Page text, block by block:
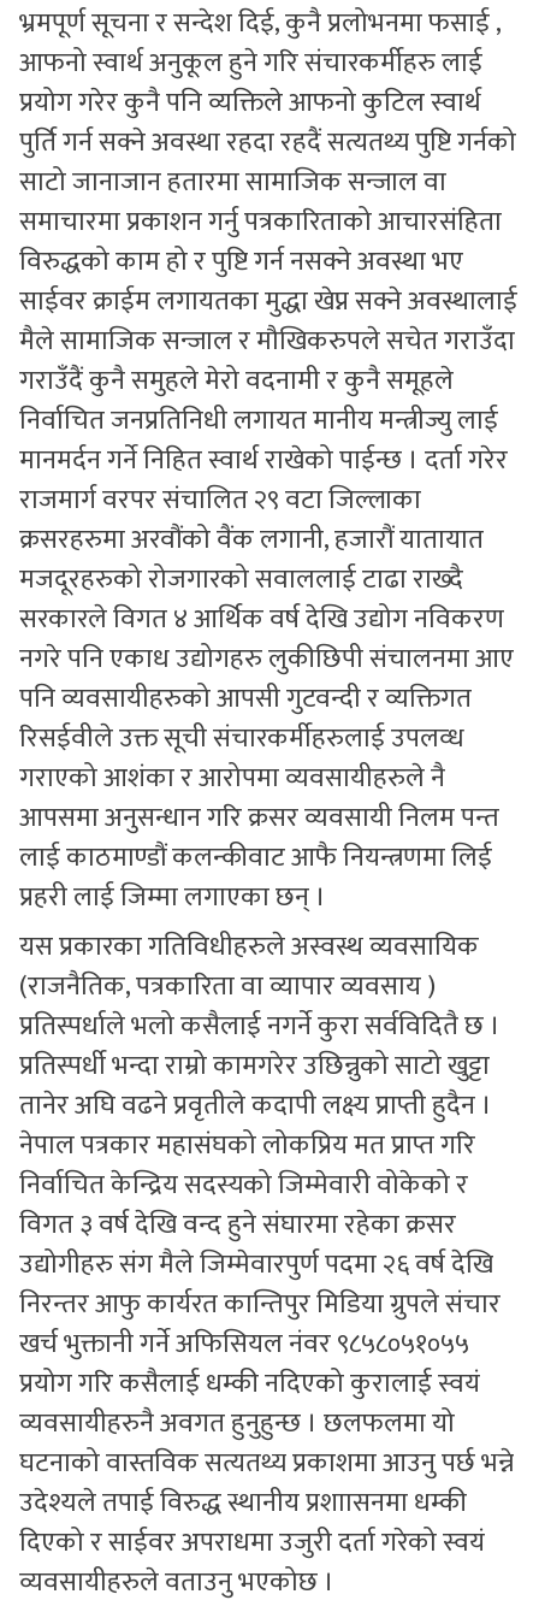
भ्रमपूर्ण सूचना र सन्देश दिई, कुनै प्रलोभनमा फसाई ,
आफनो स्वार्थ अनुकूल हुने गरि संचारकर्मीहरु लाई
प्रयोग गरेर कुनै पनि व्यक्तिले आफनो कुटिल स्वार्थ
पुर्ति गर्न सक्ने अवस्था रहदा रहदैं सत्यतथ्य पुष्टि गर्नको
साटो जानाजान हतारमा सामाजिक सन्जाल वा
समाचारमा प्रकाशन गर्नु पत्रकारिताको आचारसंहिता
विरुद्धको काम हो र पुष्टि गर्न नसक्ने अवस्था भए
साईवर क्राईम लगायतका मुद्धा खेप्न सक्ने अवस्थालाई
मैले सामाजिक सन्जाल र मौखिकरुपले सचेत गराउँदा
गराउँदैं कुनै समुहले मेरो वदनामी र कुनै समूहले
निर्वाचित जनप्रतिनिधी लगायत मानीय मन्त्रीज्यु लाई
मानमर्दन गर्ने निहित स्वार्थ राखेको पाईन्छ । दर्ता गरेर
राजमार्ग वरपर संचालित २९ वटा जिल्लाका
क्रसरहरुमा अरवौंको वैंक लगानी, हजारौं यातायात
मजदूरहरुको रोजगारको सवाललाई टाढा राख्दै
सरकारले विगत ४ आर्थिक वर्ष देखि उद्योग नविकरण
नगरे पनि एकाध उद्योगहरु लुकीछिपी संचालनमा आए
पनि व्यवसायीहरुको आपसी गुटवन्दी र व्यक्तिगत
रिसईवीले उक्त सूची संचारकर्मीहरुलाई उपलव्ध
गराएको आशंका र आरोपमा व्यवसायीहरुले नै
आपसमा अनुसन्धान गरि क्रसर व्यवसायी निलम पन्त
लाई काठमाण्डौं कलन्कीवाट आफै नियन्त्रणमा लिई
प्रहरी लाई जिम्मा लगाएका छन् ।
यस प्रकारका गतिविधीहरुले अस्वस्थ व्यवसायिक
(राजनैतिक, पत्रकारिता वा व्यापार व्यवसाय )
प्रतिस्पर्धाले भलो कसैलाई नगर्ने कुरा सर्वविदितै छ ।
प्रतिस्पर्धी भन्दा राम्रो कामगरेर उछिन्नुको साटो खुट्टा
तानेर अघि वढने प्रवृतीले कदापी लक्ष्य प्राप्ती हुदैन ।
नेपाल पत्रकार महासंघको लोकप्रिय मत प्राप्त गरि
निर्वाचित केन्द्रिय सदस्यको जिम्मेवारी वोकेको र
विगत ३ वर्ष देखि वन्द हुने संघारमा रहेका क्रसर
उद्योगीहरु संग मैले जिम्मेवारपुर्ण पदमा २६ वर्ष देखि
निरन्तर आफु कार्यरत कान्तिपुर मिडिया ग्रुपले संचार
खर्च भुक्तानी गर्ने अफिसियल नंवर ९८५८०५१०५५
प्रयोग गरि कसैलाई धम्की नदिएको कुरालाई स्वयं
व्यवसायीहरुनै अवगत हुनुहुन्छ । छलफलमा यो
घटनाको वास्तविक सत्यतथ्य प्रकाशमा आउनु पर्छ भन्ने
उदेश्यले तपाई विरुद्ध स्थानीय प्रशाासनमा धम्की
दिएको र साईवर अपराधमा उजुरी दर्ता गरेको स्वयं
व्यवसायीहरुले वताउनु भएकोछ ।